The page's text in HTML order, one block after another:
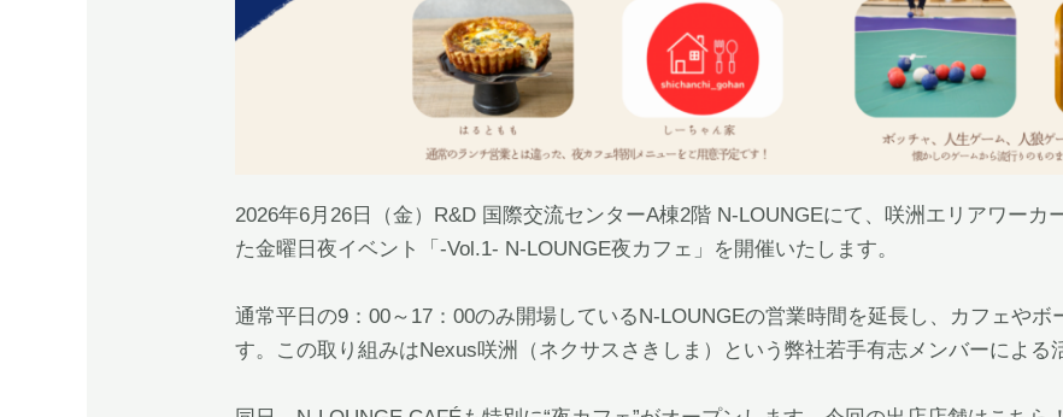
2026年6月26日（金）R&D 国際交流センターA棟2階 N-LOUNGEにて、咲洲エリアワーカ
た金曜日夜イベント「-Vol.1- N-LOUNGE夜カフェ」を開催いたします。
通常平日の9：00～17：00のみ開場しているN-LOUNGEの営業時間を延長し、カフェや
す。この取り組みはNexus咲洲（ネクサスさきしま）という弊社若手有志メンバーによる